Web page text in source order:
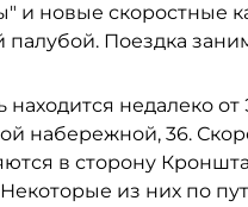
и новые скоростные
палубой. Поездка
находится недалеко
набережной, 36.
в сторону
из них по